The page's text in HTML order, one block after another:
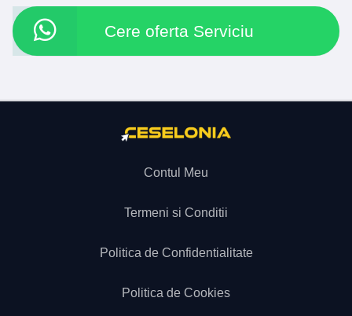
Cere oferta Serviciu
Contul Meu
Termeni si Conditii
Politica de Confidentialitate
Politica de Cookies